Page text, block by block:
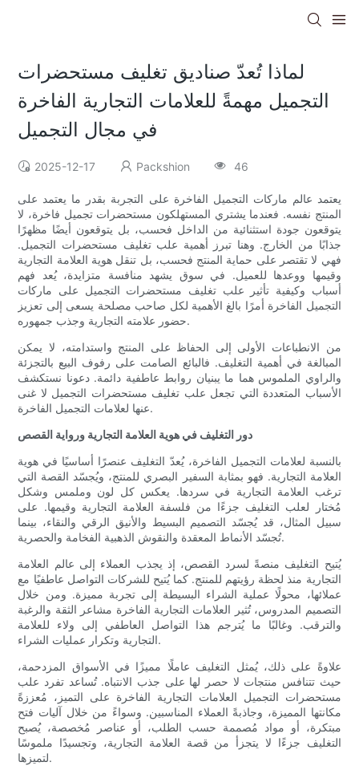
لماذا تُعدّ صناديق تغليف مستحضرات
التجميل مهمةً للعلامات التجارية الفاخرة
في مجال التجميل
2025-12-17 Packshion 46
يعتمد عالم ماركات التجميل الفاخرة على التجربة بقدر ما يعتمد على
المنتج نفسه. فعندما يشتري المستهلكون مستحضرات تجميل فاخرة، لا
يتوقعون جودة استثنائية من الداخل فحسب، بل يتوقعون أيضًا مظهرًا
جذابًا من الخارج. وهنا تبرز أهمية علب تغليف مستحضرات التجميل.
فهي لا تقتصر على حماية المنتج فحسب، بل تنقل هوية العلامة التجارية
وقيمها ووعدها للعميل. في سوق يشهد منافسة متزايدة، يُعد فهم
أسباب وكيفية تأثير علب تغليف مستحضرات التجميل على ماركات
التجميل الفاخرة أمرًا بالغ الأهمية لكل صاحب مصلحة يسعى إلى تعزيز
حضور علامته التجارية وجذب جمهوره.
من الانطباعات الأولى إلى الحفاظ على المنتج واستدامته، لا يمكن
المبالغة في أهمية التغليف. فالبائع الصامت على رفوف البيع بالتجزئة
والراوي الملموس هما ما يبنيان روابط عاطفية دائمة. دعونا نستكشف
الأسباب المتعددة التي تجعل علب تغليف مستحضرات التجميل لا غنى
عنها لعلامات التجميل الفاخرة.
دور التغليف في هوية العلامة التجارية ورواية القصص
بالنسبة لعلامات التجميل الفاخرة، يُعدّ التغليف عنصرًا أساسيًا في هوية
العلامة التجارية. فهو بمثابة السفير البصري للمنتج، ويُجسّد القصة التي
ترغب العلامة التجارية في سردها. يعكس كل لون وملمس وشكل
مُختار لعلب التغليف جزءًا من فلسفة العلامة التجارية وقيمها. على
سبيل المثال، قد يُجسّد التصميم البسيط والأنيق الرقي والنقاء، بينما
تُجسّد الأنماط المعقدة والنقوش الذهبية الفخامة والحصرية.
يُتيح التغليف منصةً لسرد القصص، إذ يجذب العملاء إلى عالم العلامة
التجارية منذ لحظة رؤيتهم للمنتج. كما يُتيح للشركات التواصل عاطفيًا مع
عملائها، محولًا عملية الشراء البسيطة إلى تجربة مميزة. ومن خلال
التصميم المدروس، تُثير العلامات التجارية الفاخرة مشاعر الثقة والرغبة
والترقب. وغالبًا ما يُترجم هذا التواصل العاطفي إلى ولاء للعلامة
التجارية وتكرار عمليات الشراء.
علاوةً على ذلك، يُمثل التغليف عاملًا مميزًا في الأسواق المزدحمة،
حيث تتنافس منتجات لا حصر لها على جذب الانتباه. تُساعد تفرد علب
مستحضرات التجميل العلامات التجارية الفاخرة على التميز، مُعززةً
مكانتها المميزة، وجاذبةً العملاء المناسبين. وسواءً من خلال آليات فتح
مبتكرة، أو مواد مُصممة حسب الطلب، أو عناصر مُخصصة، يُصبح
التغليف جزءًا لا يتجزأ من قصة العلامة التجارية، وتجسيدًا ملموسًا
لتميزها.